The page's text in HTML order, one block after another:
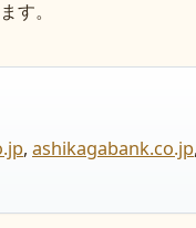
す。
, ashikagabank.co.jp